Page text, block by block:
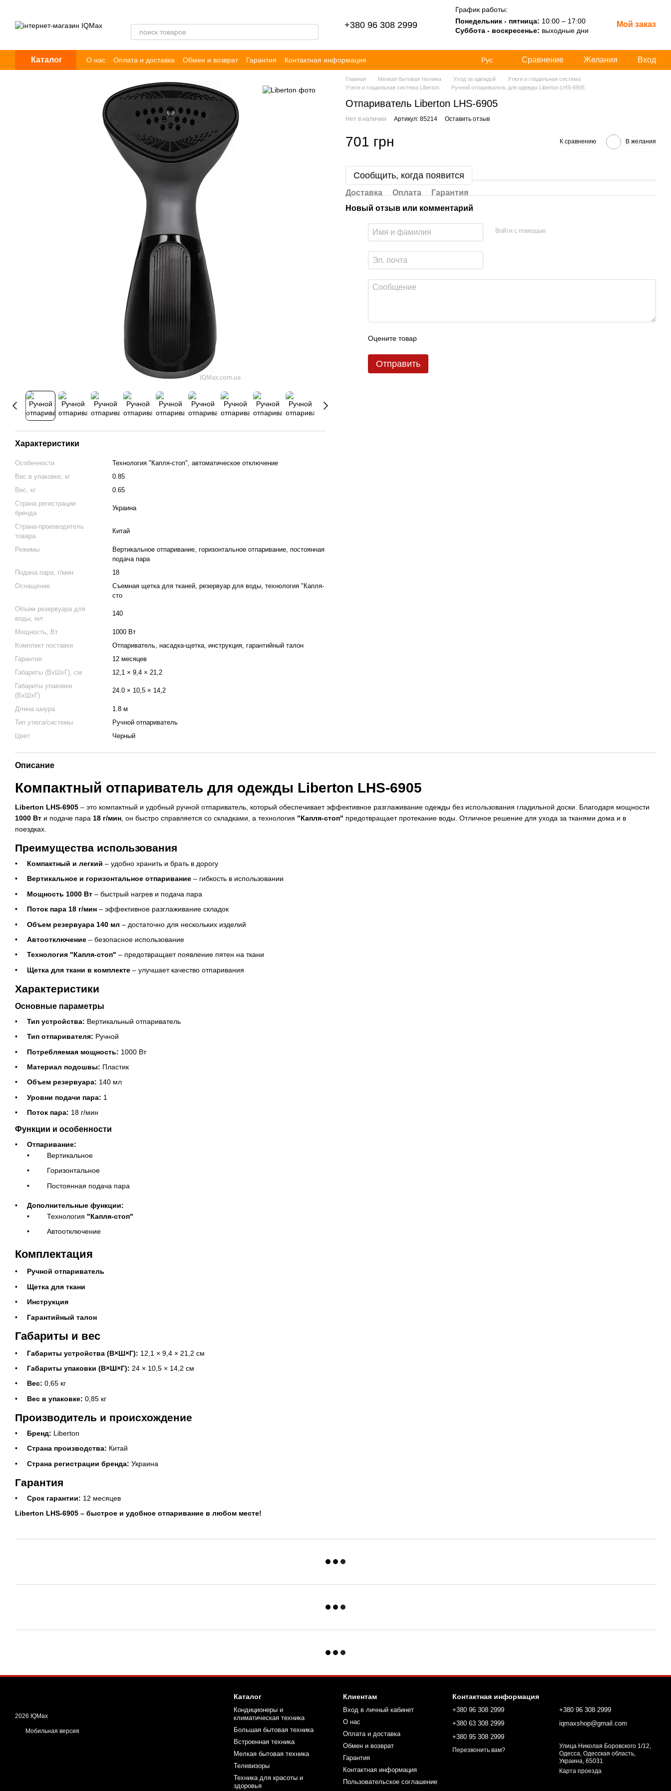
+380 96 308 2999
График работы:
Понедельник - пятница: 10:00 – 17:00
Суббота - воскресенье: выходные дни
Мой заказ
Каталог О нас Оплата и доставка Обмен и возврат Гарантия
Контактная информация
Пользовательское соглашение
Договор публичной оферты Блог Отзывы
Рус Сравнение Желания Вход
Характеристики
Особенности
Технология "Капля-стоп", автоматическое отключение
Вес в упаковке, кг
0.85
Вес, кг
0.65
Страна регистрации
бренда
Украина
Страна-производитель
товара
Китай
Режимы
Вертикальное отпаривание, горизонтальное отпаривание, постоянная
подача пара
Подача пара, г/мин
18
Оснащение
Съемная щетка для тканей, резервуар для воды, технология "Капля-
сто
Объем резервуара для
воды, мл
140
Мощность, Вт
1000 Вт
Комплект поставки
Отпариватель, насадка-щетка, инструкция, гарантийный талон
Гарантия
12 месяцев
Габариты (ВхШхГ), см
12,1 × 9,4 × 21,2
Габариты упаковки
(ВхШхГ)
24.0 × 10,5 × 14,2
Длина шнура
1.8 м
Тип утюга/системы
Ручной отпариватель
Цвет
Черный
Главная Мелкая бытовая техника Уход за одеждой
Утюги и гладильная система
Утюги и гладильная система Liberton
Ручной отпариватель для одежды Liberton LHS-6905
Отпариватель Liberton LHS-6905
Нет в наличии Артикул: 85214 Оставить отзыв
701 грн К сравнению В желания
Сообщить, когда появится
Доставка Оплата
Гарантия
Новый отзыв или комментарий
Войти с помощью
Оцените товар
Отправить
Описание
Компактный отпариватель для одежды Liberton LHS-6905
Liberton LHS-6905 – это компактный и удобный ручной отпариватель, который обеспечивает эффективное разглаживание одежды без использования гладильной доски. Благодаря мощности
1000 Вт и подаче пара 18 г/мин , он быстро справляется со складками, а технология "Капля-стоп" предотвращает протекание воды. Отличное решение для ухода за тканями дома и в
поездках.
Преимущества использования
Компактный и легкий – удобно хранить и брать в дорогу
Вертикальное и горизонтальное отпаривание – гибкость в использовании
Мощность 1000 Вт – быстрый нагрев и подача пара
Поток пара 18 г/мин – эффективное разглаживание складок
Объем резервуара 140 мл – достаточно для нескольких изделий
Автоотключение – безопасное использование
Технология "Капля-стоп" – предотвращает появление пятен на ткани
Щетка для ткани в комплекте – улучшает качество отпаривания
Характеристики
Основные параметры
Тип устройства: Вертикальный отпариватель
Тип отпаривателя: Ручной
Потребляемая мощность: 1000 Вт
Материал подошвы: Пластик
Объем резервуара: 140 мл
Уровни подачи пара: 1
Поток пара: 18 г/мин
Функции и особенности
Отпаривание:
Вертикальное
Горизонтальное
Постоянная подача пара
Дополнительные функции:
Технология "Капля-стоп"
Автоотключение
Комплектация
Ручной отпариватель
Щетка для ткани
Инструкция
Гарантийный талон
Габариты и вес
Габариты устройства (В×Ш×Г): 12,1 × 9,4 × 21,2 см
Габариты упаковки (В×Ш×Г): 24 × 10,5 × 14,2 см
Вес: 0,65 кг
Вес в упаковке: 0,85 кг
Производитель и происхождение
Бренд: Liberton
Страна производства: Китай
Страна регистрации бренда: Украина
Гарантия
Срок гарантии: 12 месяцев
Liberton LHS-6905 – быстрое и удобное отпаривание в любом месте!
2026 IQMax
Мобильная версия
Каталог
Кондиционеры и
климатическая техника
Большая бытовая техника
Встроенная техника
Мелкая бытовая техника
Телевизоры
Техника для красоты и
здоровья
Клиентам
Вход в личный кабинет
О нас
Оплата и доставка
Обмен и возврат
Гарантия
Контактная информация
Пользовательское соглашение
Контактная информация
+380 96 308 2999
+380 63 308 2999
+380 95 308 2999
Перезвонить вам?
+380 96 308 2999
iqmaxshop@gmail.com
Улица Николая Боровского 1/12,
Одесса, Одесская область,
Украина, 65031
Карта проезда